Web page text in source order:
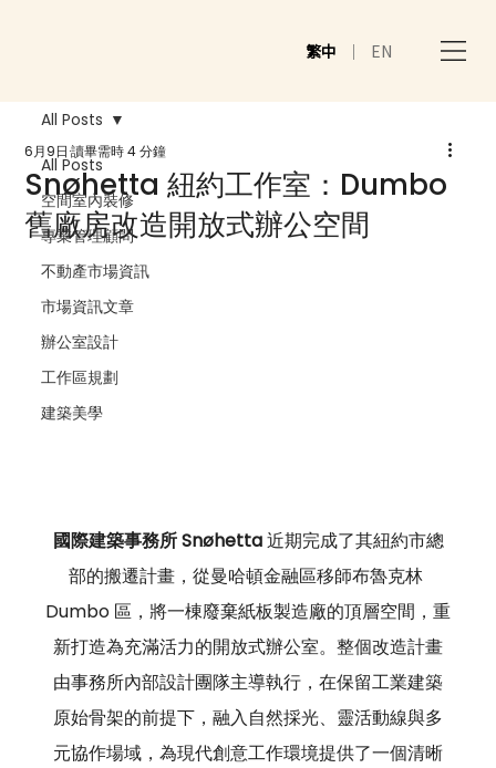
繁中 ｜ EN
All Posts
空間室內裝修
專業管理顧問
不動產市場資訊
市場資訊文章
辦公室設計
工作區規劃
建築美學
All Posts
Snøhetta 紐約工作室：Dumbo
舊廠房改造開放式辦公空間
6月9日 讀畢需時 4 分鐘
國際建築事務所 Snøhetta 近期完成了其紐約市總
部的搬遷計畫，從曼哈頓金融區移師布魯克林
Dumbo 區，將一棟廢棄紙板製造廠的頂層空間，重
新打造為充滿活力的開放式辦公室。整個改造計畫
由事務所內部設計團隊主導執行，在保留工業建築
原始骨架的前提下，融入自然採光、靈活動線與多
元協作場域，為現代創意工作環境提供了一個清晰